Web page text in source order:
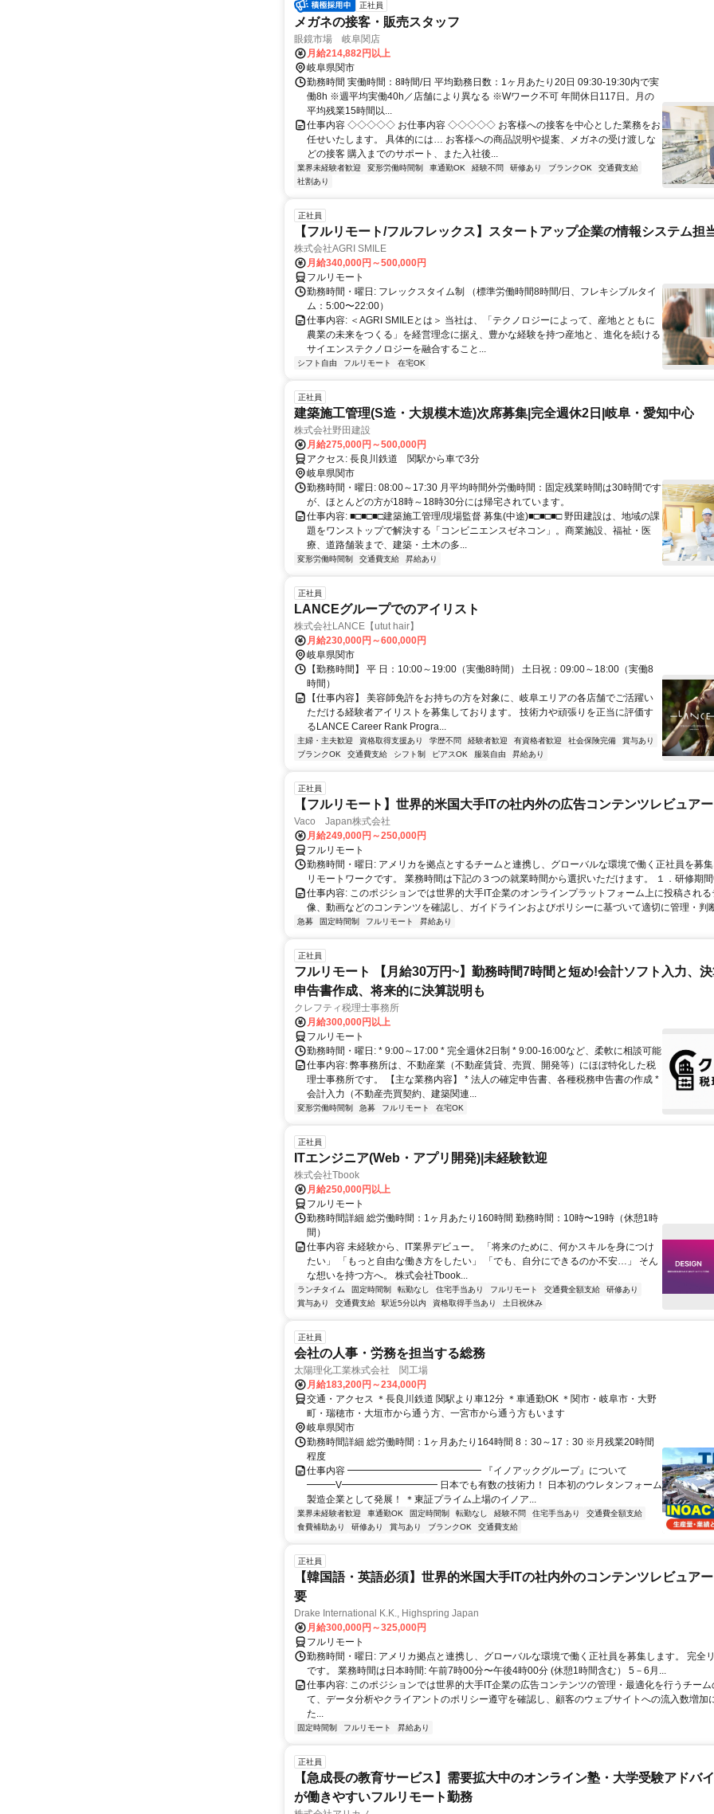
正社員
メガネの接客・販売スタッフ
眼鏡市場 岐阜関店
月給214,882円以上
岐阜県関市
勤務時間 実働時間：8時間/日 平均勤務日数：1ヶ月あたり20日 09:30-19:30内で実
働8h ※週平均実働40h／店舗により異なる ※Wワーク不可 年間休日117日。月の
平均残業15時間以...
仕事内容 ◇◇◇◇◇ お仕事内容 ◇◇◇◇◇ お客様への接客を中心とした業務をお
任せいたします。 具体的には… お客様への商品説明や提案、メガネの受け渡しな
どの接客 購入までのサポート、また入社後...
業界未経験者歓迎 変形労働時間制 車通勤OK 経験不問 研修あり ブランクOK
交通費支給
社割あり
正社員
【フルリモート/フルフレックス】スタートアップ企業の情報システム担
株式会社AGRI SMILE
月給340,000円～500,000円
フルリモート
勤務時間・曜日: フレックスタイム制 （標準労働時間8時間/日、フレキシブルタイ
ム：5:00〜22:00）
仕事内容: ＜AGRI SMILEとは＞ 当社は、「テクノロジーによって、産地とともに
農業の未来をつくる」を経営理念に据え、豊かな経験を持つ産地と、進化を続ける
サイエンステクノロジーを融合すること...
シフト自由 フルリモート 在宅OK
正社員
建築施工管理(S造・大規模木造)次席募集|完全週休2日|岐阜・愛知中心
株式会社野田建設
月給275,000円～500,000円
アクセス: 長良川鉄道 関駅から車で3分
岐阜県関市
勤務時間・曜日: 08:00～17:30 月平均時間外労働時間：固定残業時間は30時間です
が、ほとんどの方が18時～18時30分には帰宅されています。
仕事内容: ■□■□■□建築施工管理/現場監督 募集(中途)■□■□■□ 野田建設は、地域の課
題をワンストップで解決する「コンビニエンスゼネコン」。商業施設、福祉・医
療、道路舗装まで、建築・土木の多...
変形労働時間制 交通費支給 昇給あり
正社員
LANCEグループでのアイリスト
株式会社LANCE【utut hair】
月給230,000円～600,000円
岐阜県関市
【勤務時間】 平 日：10:00～19:00（実働8時間） 土日祝：09:00～18:00（実働8
時間）
【仕事内容】 美容師免許をお持ちの方を対象に、岐阜エリアの各店舗でご活躍い
ただける経験者アイリストを募集しております。 技術力や頑張りを正当に評価す
るLANCE Career Rank Progra...
主婦・主夫歓迎 資格取得支援あり 学歴不問 経験者歓迎 有資格者歓迎 社会保険完備
賞与あり
ブランクOK
交通費支給 シフト制 ピアスOK 服装自由 昇給あり
正社員
【フルリモート】世界的米国大手ITの社内外の広告コンテンツレビュアー
Vaco Japan株式会社
月給249,000円～250,000円
フルリモート
勤務時間・曜日: アメリカを拠点とするチームと連携し、グローバルな環境で働く正社員を募
リモートワークです。 業務時間は下記の３つの就業時間から選択いただけます。 １．研修期
仕事内容: このポジションでは世界的大手IT企業のオンラインプラットフォーム上に投稿され
像、動画などのコンテンツを確認し、ガイドラインおよびポリシーに基づいて適切に管理・判
急募 固定時間制 フルリモート 昇給あり
正社員
フルリモート 【月給30万円~】勤務時間7時間と短め!会計ソフト入力、
申告書作成、将来的に決算説明も
クレフティ税理士事務所
月給300,000円以上
フルリモート
勤務時間・曜日: * 9:00～17:00 * 完全週休2日制 * 9:00-16:00など、柔軟に相談可能
仕事内容: 弊事務所は、不動産業（不動産賃貸、売買、開発等）にほぼ特化した税
理士事務所です。 【主な業務内容】 * 法人の確定申告書、各種税務申告書の作成 *
会計入力（不動産売買契約、建築関連...
変形労働時間制 急募 フルリモート 在宅OK
正社員
ITエンジニア(Web・アプリ開発)|未経験歓迎
株式会社Tbook
月給250,000円以上
フルリモート
勤務時間詳細 総労働時間：1ヶ月あたり160時間 勤務時間：10時〜19時（休憩1時
間）
仕事内容 未経験から、IT業界デビュー。 「将来のために、何かスキルを身につけ
たい」 「もっと自由な働き方をしたい」 「でも、自分にできるのか不安…」 そん
な想いを持つ方へ。 株式会社Tbook...
ランチタイム 固定時間制 転勤なし 住宅手当あり フルリモート 交通費全額支給
研修あり
賞与あり
交通費支給 駅近5分以内 資格取得手当あり 土日祝休み
正社員
会社の人事・労務を担当する総務
太陽理化工業株式会社 関工場
月給183,200円～234,000円
交通・アクセス ＊長良川鉄道 関駅より車12分 ＊車通勤OK ＊関市・岐阜市・大野
町・瑞穂市・大垣市から通う方、一宮市から通う方もいます
岐阜県関市
勤務時間詳細 総労働時間：1ヶ月あたり164時間 8：30～17：30 ※月残業20時間
程度
仕事内容 ━━━━━━━━━━━━━━ 『イノアックグループ』について
━━━V━━━━━━━━━━ 日本でも有数の技術力！ 日本初のウレタンフォーム
製造企業として発展！ ＊東証プライム上場のイノア...
業界未経験者歓迎 車通勤OK 固定時間制 転勤なし 経験不問 住宅手当あり
交通費全額支給
食費補助あり
研修あり 賞与あり ブランクOK 交通費支給
正社員
【韓国語・英語必須】世界的米国大手ITの社内外のコンテンツレビュア
要
Drake International K.K., Highspring Japan
月給300,000円～325,000円
フルリモート
勤務時間・曜日: アメリカ拠点と連携し、グローバルな環境で働く正社員を募集します。 完全
です。 業務時間は日本時間: 午前7時00分〜午後4時00分 (休憩1時間含む） 5－6月...
仕事内容: このポジションでは世界的大手IT企業の広告コンテンツの管理・最適化を行うチー
て、データ分析やクライアントのポリシー遵守を確認し、顧客のウェブサイトへの流入数増加
た...
固定時間制 フルリモート 昇給あり
正社員
【急成長の教育サービス】需要拡大中のオンライン塾・大学受験アドバ
が働きやすいフルリモート勤務